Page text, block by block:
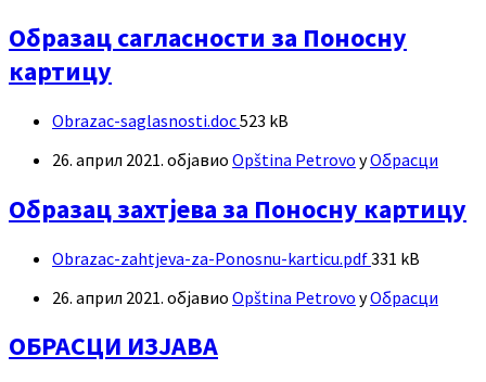
Образац сагласности за Поносну
картицу
ПрилозиObrazac-saglasnosti.docFile
523 kB
26. април 2021. објавио Opština Petrovo уОбрасци
Образац захтјева за Поносну картицу
ПрилозиObrazac-zahtjeva-za-Ponosnu-karticu.pdf File
331 kB
26. април 2021. објавио Opština Petrovo уОбрасци
ОБРАСЦИ ИЗЈАВА